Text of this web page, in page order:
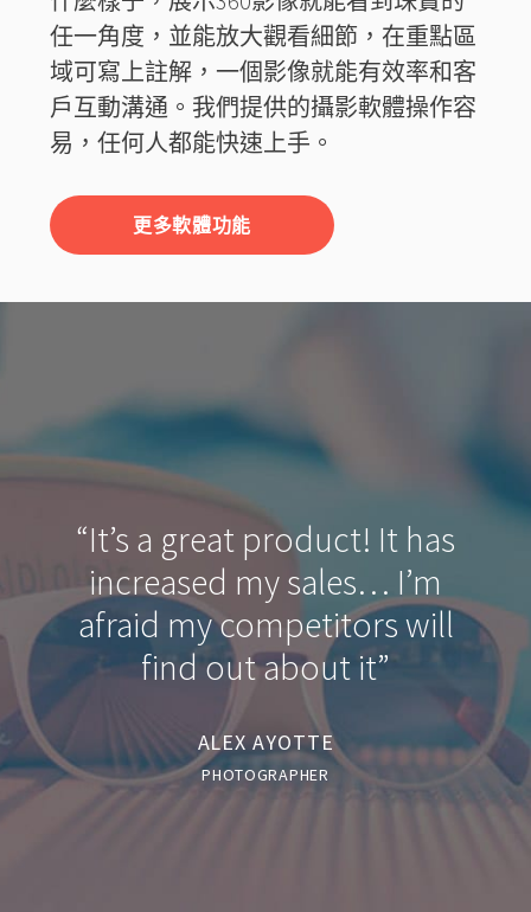
任一角度，並能放大觀看細節，在重點區
域可寫上註解，一個影像就能有效率和客
戶互動溝通。我們提供的攝影軟體操作容
易，任何人都能快速上手。
更多軟體功能
“It’s a great product! It has
increased my sales… I’m
afraid my competitors will
find out about it”
ALEX AYOTTE
PHOTOGRAPHER